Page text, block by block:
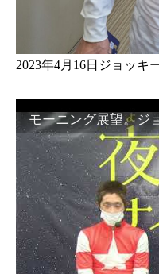
2023年4月16日ジョッキ